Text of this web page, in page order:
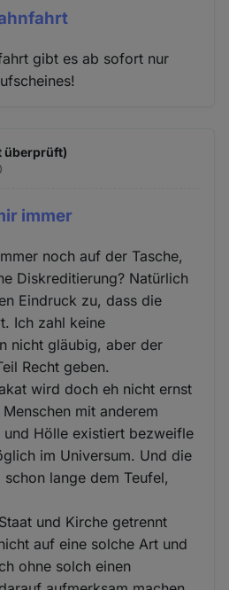
gibt es ab sofort nur
überprüft)
immer
noch auf der Tasche,
Diskreditierung? Natürlich
Eindruck zu, dass die
Ich zahl keine
nicht gläubig, aber der
Recht geben.
wird doch eh nicht ernst
mit anderem
und Hölle existiert bezweifle
im Universum. Und die
lange dem Teufel,
und Kirche getrennt
auf eine solche Art und
ohne solch einen